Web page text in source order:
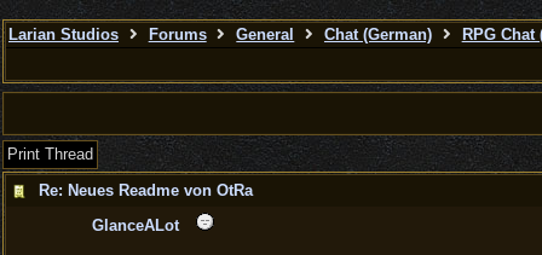
Larian Studios Forums General Chat (German) RPG Chat
Print Thread
Re: Neues Readme von OtRa
GlanceALot